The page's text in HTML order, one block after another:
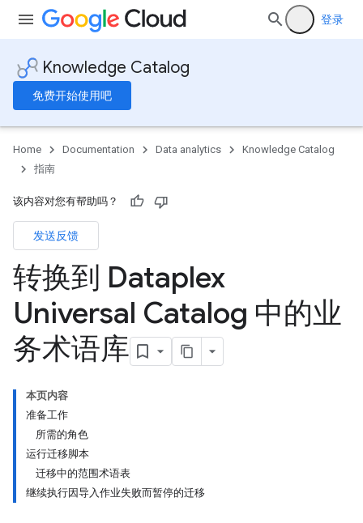
登录
Knowledge Catalog
免费开始使用吧
Home Documentation Data analytics
Knowledge Catalog
指南
该内容对您有帮助吗？
发送反馈
转换到 Dataplex
Universal Catalog 中的业
务术语库
本页内容
准备工作
所需的角色
运行迁移脚本
迁移中的范围术语表
继续执行因导入作业失败而暂停的迁移